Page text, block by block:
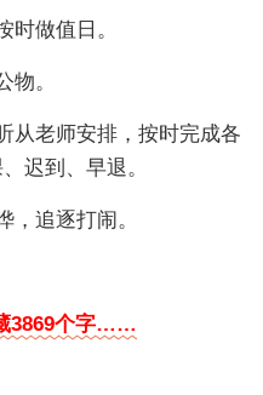
时做值日。
物。
从老师安排，按时完成各
迟到、早退。
，追逐打闹。
3869个字……